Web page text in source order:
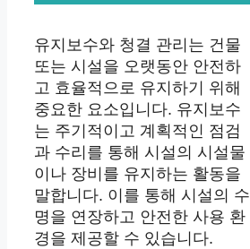
유지보수와 청결 관리는 건물
또는 시설을 오랫동안 안전하
고 효율적으로 유지하기 위해
중요한 요소입니다. 유지보수
는 주기적이고 계획적인 점검
과 수리를 통해 시설의 시설물
이나 장비를 유지하는 활동을
말합니다. 이를 통해 시설의 수
명을 연장하고 안전한 사용 환
경을 제공할 수 있습니다.